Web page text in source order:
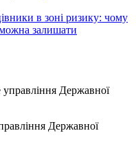
в зоні ризику: чому
залишати
Державної